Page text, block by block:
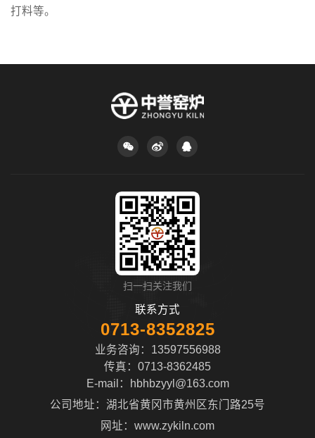
打料等。
扫一扫关注我们
联系方式
0713-8352825
业务咨询：13597556988
传真：0713-8362485
E-mail：
hbhbzyyl@163.com
公司地址：湖北省黄冈市黄州区东门路25号
网址：www.zykiln.com